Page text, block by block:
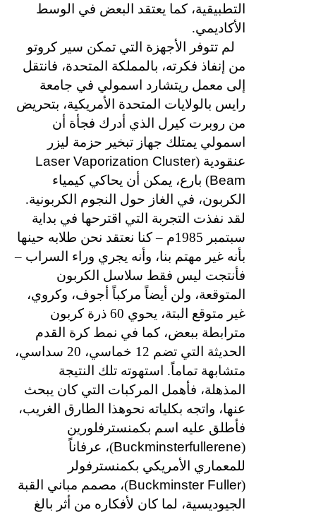
التطبيقية، كما يعتقد البعض في الوسط
الأكاديمي.
لم تتوفر الأجهزة التي تمكن سير كروتو
من إنفاذ فكرته، بالمملكة المتحدة، فانتقل
إلى معمل ريتشارد اسمولي في جامعة
رايس بالولايات المتحدة الأمريكية، بتحريض
من روبرت كيرل الذي أدرك فجأة أن
اسمولي يمتلك جهاز تبخير حزمة ليزر
عنقودية (Laser Vaporization Cluster
Beam) بارع، يمكن أن يحاكي كيمياء
الكربون، في الغاز حول النجوم الكربونية.
لقد نفذت التجربة التي اقترحها في بداية
سبتمبر 1985م – كنا نعتقد نحن طلابه حينها
بأنه غير مهتم بنا، وأنه يجري وراء السراب –
فأنتجت ليس فقط سلاسل الكربون
المتوقعة، ولن أيضاً مركباً أجوف، وكروي،
غير متوقع البتة، يحوي 60 ذرة كربون
مترابطة ببعض، كما في نمط كرة القدم
الحديثة التي تضم 12 خماسي، 20 سداسي،
متشابهة تماماً. استهوته تلك النتيجة
المذهلة، فأهمل المركبات التي كان يبحث
عنها، واتجه بكلياته نحوهذا الطارق الغريب،
فأطلق عليه اسم بكمنسترفلورين
(
Buckminsterfullerene)، عرفاناً
للمعماري الأمريكي بكمنسترفولر
(
Buckminster Fuller)، مصمم مباني القبة
الجيوديسية، لما كان لأفكاره من أثر بالغ